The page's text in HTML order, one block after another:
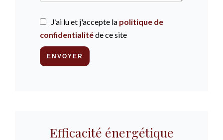
J’ai lu et j'accepte la politique de
confidentialitéde ce site
ENVOYER
Efficacité énergétique